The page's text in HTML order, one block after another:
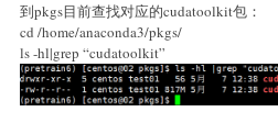
到pkgs目前查找对应的cudatoolkit包：
cd /home/anaconda3/pkgs/
ls -hl|grep “cudatoolkit”